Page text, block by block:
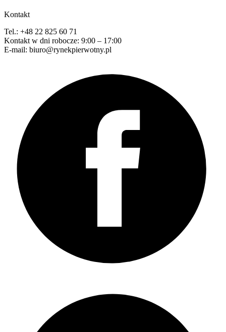
Kontakt
Tel.: +48 22 825 60 71
Kontakt w dni robocze: 9:00 – 17:00
E-mail: biuro@rynekpierwotny.pl